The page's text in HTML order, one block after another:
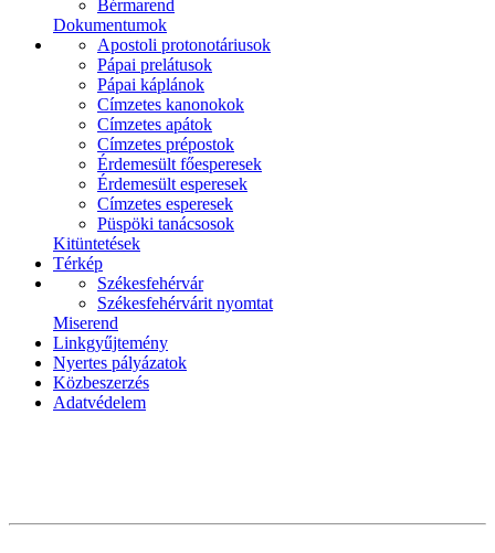
Bérmarend
Dokumentumok
Apostoli protonotáriusok
Pápai prelátusok
Pápai káplánok
Címzetes kanonokok
Címzetes apátok
Címzetes prépostok
Érdemesült főesperesek
Érdemesült esperesek
Címzetes esperesek
Püspöki tanácsosok
Kitüntetések
Térkép
Székesfehérvár
Székesfehérvárit nyomtat
Miserend
Linkgyűjtemény
Nyertes pályázatok
Közbeszerzés
Adatvédelem